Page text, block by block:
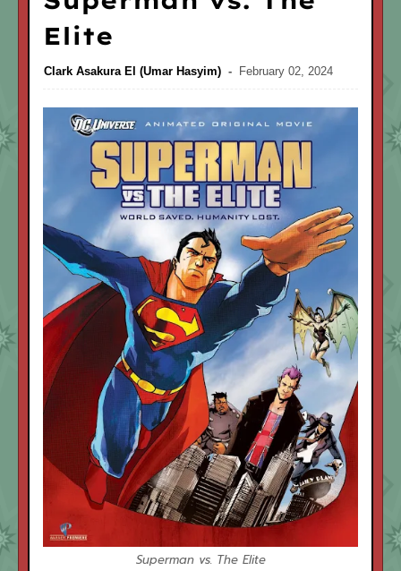
Elite
Clark Asakura El (Umar Hasyim) February 02, 2024
Superman vs. The Elite